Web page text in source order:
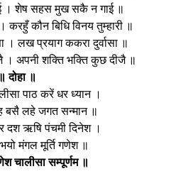
। शेष सहस मुख सकै न गाई ॥
करहुँ कौन बिधि विनय तुम्हारी ॥
। लख प्रयाग ककरा दुर्वासा ॥
। अपनी शक्ति भक्ति कुछ दीजै ॥
॥ दोहा ॥
पाठ करें धर ध्यान ।
बसै लहे जगत सन्मान ॥
ऋषि पंचमी दिनेश ।
मंगल मूर्ति गणेश ॥
चालीसा सम्पूर्णम ॥